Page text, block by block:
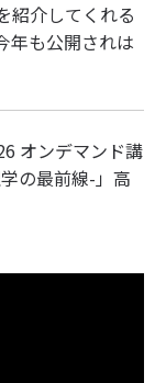
紹介してくれる
年も公開されは
オンデマンド講
の最前線-」高